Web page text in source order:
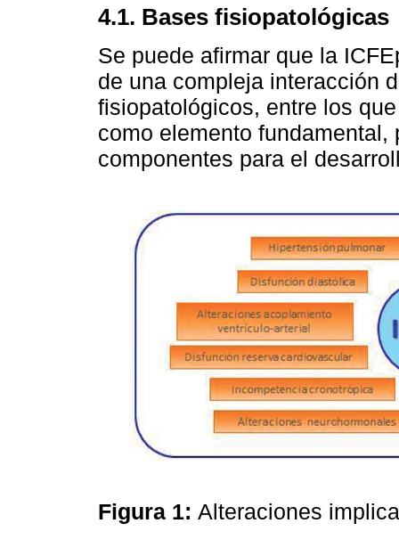
4.1. Bases fisiopatológicas
Se puede afirmar que la
de una compleja interacción
fisiopatológicos, entre los
como elemento
componentes para el
Figura 1: Alteraciones